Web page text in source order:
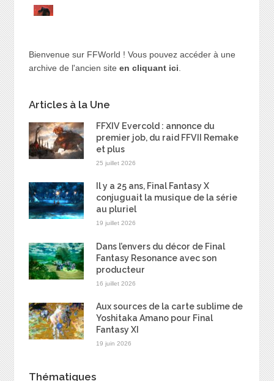
Bienvenue sur FFWorld ! Vous pouvez accéder à une
archive de l'ancien site en cliquant ici.
Articles à la Une
FFXIV Evercold : annonce du
premier job, du raid FFVII Remake
et plus
25 juillet 2026
Il y a 25 ans, Final Fantasy X
conjuguait la musique de la série
au pluriel
19 juillet 2026
Dans l’envers du décor de Final
Fantasy Resonance avec son
producteur
16 juillet 2026
Aux sources de la carte sublime de
Yoshitaka Amano pour Final
Fantasy XI
19 juin 2026
Thématiques